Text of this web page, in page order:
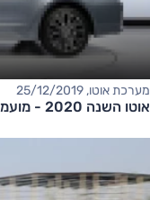
מערכת אוטו, 25/12/2019
אוטו השנה 2020 - מועמדות בסגמנט המשפחתיות הקומפקטיות